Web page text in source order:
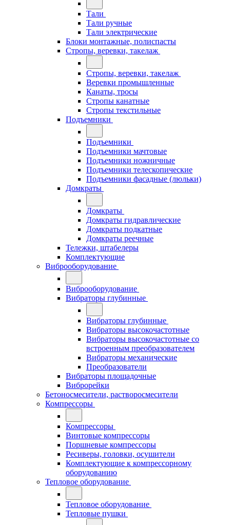
Тали
Тали ручные
Тали электрические
Блоки монтажные, полиспасты
Стропы, веревки, такелаж
Стропы, веревки, такелаж
Веревки промышленные
Канаты, тросы
Стропы канатные
Стропы текстильные
Подъемники
Подъемники
Подъемники мачтовые
Подъемники ножничные
Подъемники телескопические
Подъемники фасадные (люльки)
Домкраты
Домкраты
Домкраты гидравлические
Домкраты подкатные
Домкраты реечные
Тележки, штабелеры
Комплектующие
Виброоборудование
Виброоборудование
Вибраторы глубинные
Вибраторы глубинные
Вибраторы высокочастотные
Вибраторы высокочастотные со
встроенным преобразователем
Вибраторы механические
Преобразователи
Вибраторы площадочные
Виброрейки
Бетоносмесители, растворосмесители
Компрессоры
Компрессоры
Винтовые компрессоры
Поршневые компрессоры
Ресиверы, головки, осушители
Комплектующие к компрессорному
оборудованию
Тепловое оборудование
Тепловое оборудование
Тепловые пушки